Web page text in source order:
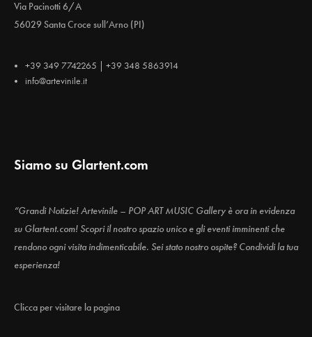
Via Pacinotti 6/A
56029 Santa Croce sull’Arno (PI)
+39 349 7742265 | +39 348 5863914
info@artevinile.it
Siamo su Glartent.com
“Grandi Notizie! Artevinile – POP ART MUSIC Gallery è ora in evidenza
su Glartent.com! Scopri il nostro spazio unico e gli eventi imminenti che
rendono ogni visita indimenticabile. Sei stato nostro ospite? Condividi la tua
esperienza!
Clicca per visitare la pagina